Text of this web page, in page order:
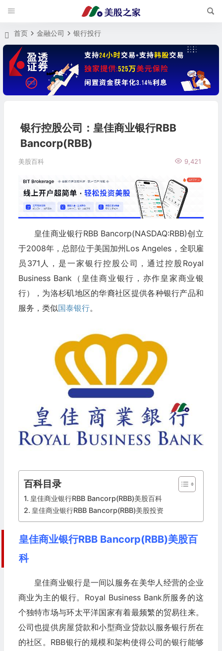
首页 金融公司 银行投行
银行控股公司：皇佳商业银行RBB
Bancorp(RBB)
美股百科 9,421
皇佳商业银行RBB Bancorp(NASDAQ:RBB)创立
于2008年，总部位于美国加州Los Angeles，全职雇
员371人，是一家银行控股公司，通过控股Royal
Business Bank（皇佳商业银行，亦作皇家商业银
行），为洛杉矶地区的华裔社区提供各种银行产品和
服务，类似国泰银行。
百科目录
皇佳商业银行RBB Bancorp(RBB)美股百科
皇佳商业银行RBB Bancorp(RBB)美股投资
皇佳商业银行RBB Bancorp(RBB)美股百
科
皇佳商业银行是一间以服务在美华人经营的企业
商业为主的银行。Royal Business Bank所服务的这
个独特市场与环太平洋国家有着最频繁的贸易往来。
公司也提供房屋贷款和小型商业贷款以服务银行所在
的社区。RBB银行的规模和架构使得公司的银行能够